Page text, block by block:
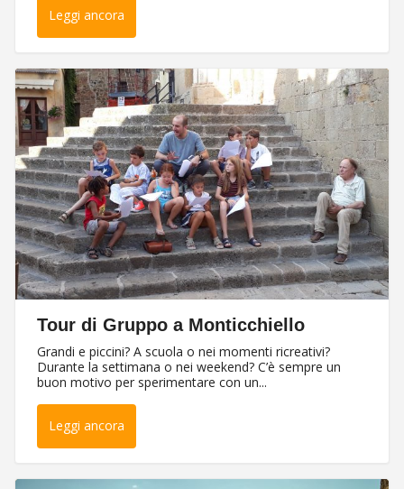
Leggi ancora
Tour di Gruppo a Monticchiello
Grandi e piccini? A scuola o nei momenti ricreativi?
Durante la settimana o nei weekend? C’è sempre un
buon motivo per sperimentare con un...
Leggi ancora